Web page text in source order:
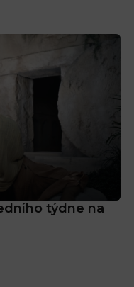
týdne na